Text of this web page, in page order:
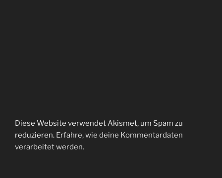
Diese Website verwendet Akismet, um Spam zu
reduzieren. Erfahre, wie deine Kommentardaten
verarbeitet werden.